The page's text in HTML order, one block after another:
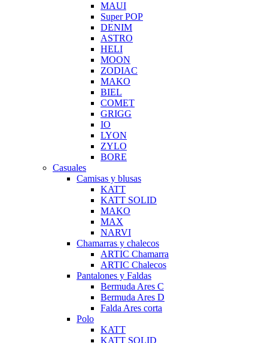
MAUI
Super POP
DENIM
ASTRO
HELI
MOON
ZODIAC
MAKO
BIEL
COMET
GRIGG
IO
LYON
ZYLO
BORE
Casuales
Camisas y blusas
KATT
KATT SOLID
MAKO
MAX
NARVI
Chamarras y chalecos
ARTIC Chamarra
ARTIC Chalecos
Pantalones y Faldas
Bermuda Ares C
Bermuda Ares D
Falda Ares corta
Polo
KATT
KATT SOLID